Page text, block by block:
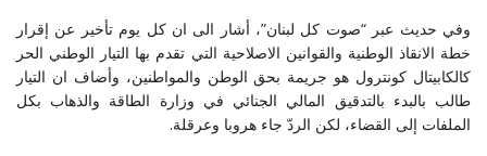
وفي حديث عبر “صوت كل لبنان”، أشار الى ان كل يوم تأخير عن إقرار
خطة الانقاذ الوطنية والقوانين الاصلاحية التي تقدم بها التيار الوطني الحر
كالكابيتال كونترول هو جريمة بحق الوطن والمواطنين، وأضاف ان التيار
طالب بالبدء بالتدقيق المالي الجنائي في وزارة الطاقة والذهاب بكل
الملفات إلى القضاء، لكن الردّ جاء هروبا وعرقلة.